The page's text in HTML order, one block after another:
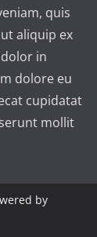
quis
aliquip ex
in
dolore eu
cupidatat
mollit
by